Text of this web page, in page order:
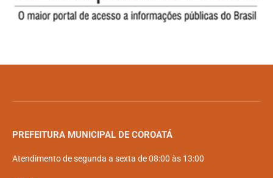
PREFEITURA MUNICIPAL DE COROATÁ
Atendimento de segunda a sexta de 08:00 às 13:00